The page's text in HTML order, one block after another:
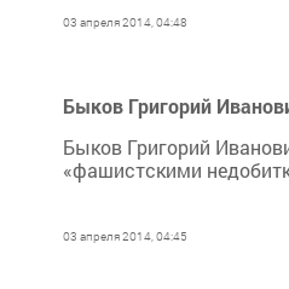
03 апреля 2014, 04:48
Быков Григорий
Быков Григорий
«фашистскими
03 апреля 2014, 04:45